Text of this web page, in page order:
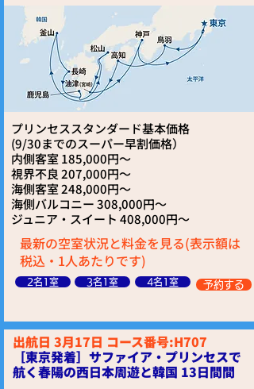
プリンセススタンダード基本価格
​(9/30までのスーパー早割価格）
内側客室 185,000円～
視界不良 207,000円～
海側客室 248,000円～
海側バルコニー 308,000円～
ジュニア・スイート 408,000円～
最新の空室状況と料金を見る(表示額は
税込・1人あたりです)
2名1室 3名1室 4名1室 予約する
出航日 3月17日 コース番号:H707
［東京発着］サファイア・プリンセスで
航く春陽の西日本周遊と韓国 13日間間